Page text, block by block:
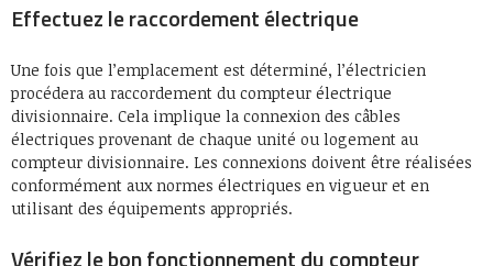
Effectuez le raccordement électrique
Une fois que l’emplacement est déterminé, l’électricien
procédera au raccordement du compteur électrique
divisionnaire. Cela implique la connexion des câbles
électriques provenant de chaque unité ou logement au
compteur divisionnaire. Les connexions doivent être réalisées
conformément aux normes électriques en vigueur et en
utilisant des équipements appropriés.
Vérifiez le bon fonctionnement du compteur